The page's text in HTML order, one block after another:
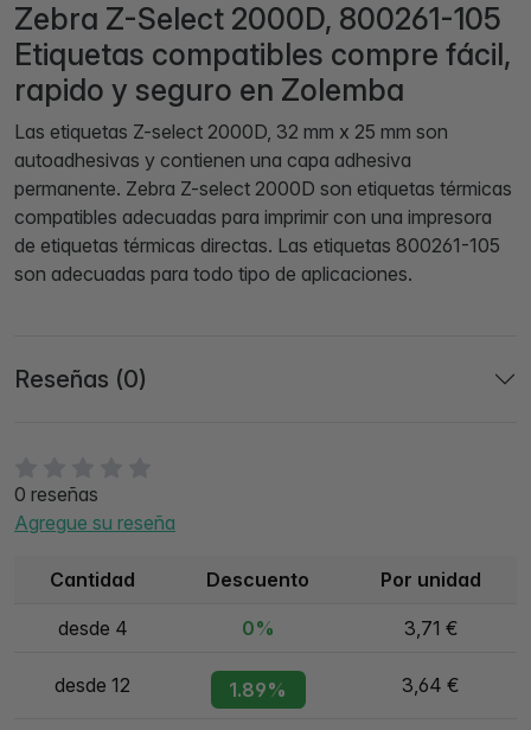
0 reseñas
Agregue su reseña
Cantidad Descuento Por unidad
desde 4 0% 3,71 €
desde 12 1.89% 3,64 €
Zebra Z-Select 2000D, 800261-105
Etiquetas compatibles compre fácil,
rapido y seguro en Zolemba
Las etiquetas Z-select 2000D, 32 mm x 25 mm son
autoadhesivas y contienen una capa adhesiva
permanente. Zebra Z-select 2000D son etiquetas térmicas
compatibles adecuadas para imprimir con una impresora
de etiquetas térmicas directas. Las etiquetas 800261-105
son adecuadas para todo tipo de aplicaciones.
Reseñas (0)